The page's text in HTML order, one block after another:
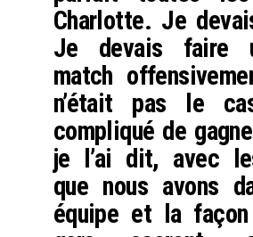
Charlotte. Je
Je devais faire
match
n’était pas le
compliqué de
je l’ai dit, avec
que nous avons
équipe et la